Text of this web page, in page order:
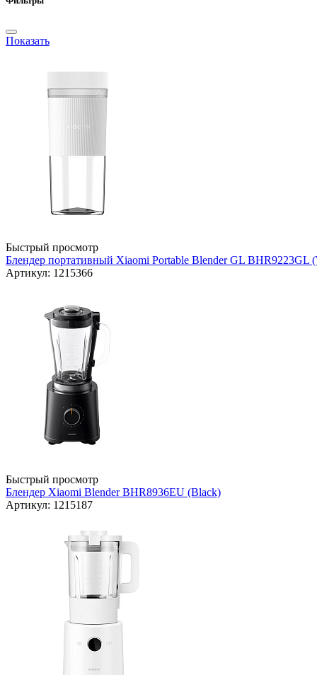
Показать
Быстрый просмотр
Блендер портативный Xiaomi Portable Blender GL BHR9223GL
Артикул: 1215366
Быстрый просмотр
Блендер Xiaomi Blender BHR8936EU (Black)
Артикул: 1215187